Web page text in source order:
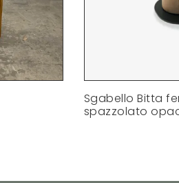
Sgabello Bitta
spazzolato